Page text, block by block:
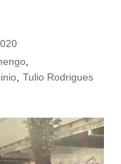
,
, Tulio Rodrigues